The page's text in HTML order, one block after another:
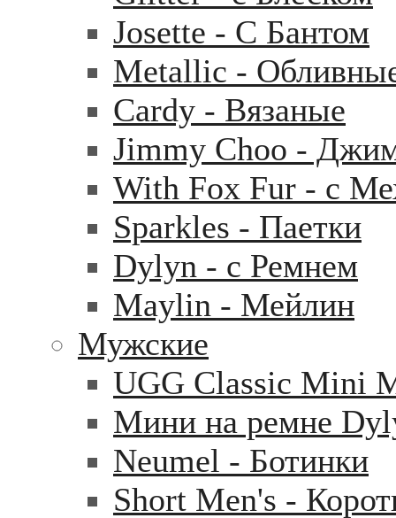
Josette - С Бантом
Metallic -
Cardy - Вязаные
Jimmy Choo -
With Fox Fur - с
Sparkles - Паетки
Dylyn - с Ремнем
Maylin - Мейлин
Мужские
UGG Classic Mini
Мини на ремне
Neumel - Ботинки
Short Men's -